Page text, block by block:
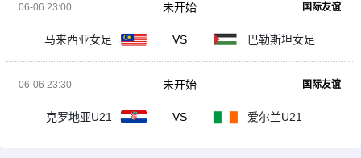
06-06 23:00 国际友谊
马来西亚女足 VS 巴勒斯坦女足
未开始
06-06 23:30 国际友谊
克罗地亚U21 VS 爱尔兰U21
未开始